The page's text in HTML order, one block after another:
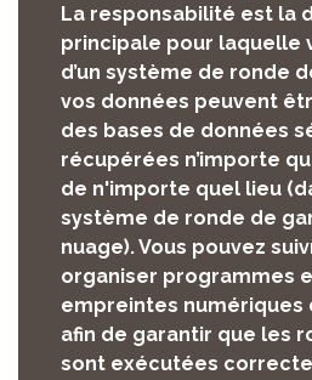
La responsabilité est la
principale pour laquelle
d’un système de ronde
vos données peuvent
des bases de données
récupérées n’importe
de n'importe quel lieu
système de ronde de
nuage). Vous pouvez
organiser programmes
empreintes numériques
afin de garantir que les
sont exécutées